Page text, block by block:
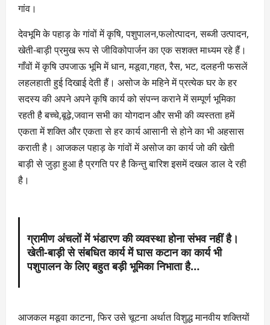
गांव।
देवभूमि के पहाड़ के गांवों में कृषि, पशुपालन,फलोत्पादन, सब्जी उत्पादन,
खेती-बाड़ी प्रमुख रूप से जीविकोपार्जन का एक सशक्त माध्यम रहे हैं।
गाँवों में कृषि उपजाऊ भूमि में धान, मडूवा,गहत, रैस, भट, दलहनी फसलें
लहलहाती हुई दिखाई देती हैं। असोज के महिने में प्रत्येक घर के हर
सदस्य की अपने अपने कृषि कार्य को संपन्न कराने में सम्पूर्ण भूमिका
रहती है बच्चे,बूढ़े,जवान सभी का योगदान और सभी की व्यस्तता हमें
एकता में शक्ति और एकता से हर कार्य आसानी से होने का भी अहसास
कराती है। आजकल पहाड़ के गांवों में असोज का कार्य जो की खेती
बाड़ी से जुड़ा हुआ है प्रगति पर है किन्तु बारिश इसमें दखल डाल दे रही
है।
ग्रामीण अंचलों में भंडारण की व्यवस्था होना संभव नहीं है।
खेती-बाड़ी से संबधित कार्य में घास कटान का कार्य भी
पशुपालन के लिए बहुत बड़ी भूमिका निभाता है…
आजकल मडूवा काटना, फिर उसे चूटना अर्थात विशुद्ध मानवीय शक्तियों